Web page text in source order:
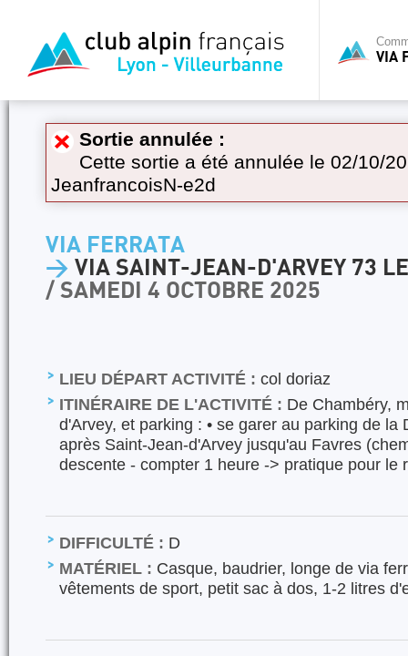
VIA
Sortie annulée :
Cette sortie a été annulée le 02/10/
JeanfrancoisN-e2d
VIA FERRATA
> VIA SAINT-JEAN-D'ARVEY 73
/ SAMEDI 4 OCTOBRE 2025
LIEU DÉPART ACTIVITÉ : col doriaz
ITINÉRAIRE DE L'ACTIVITÉ : De Chambéry,
d'Arvey, et parking : • se garer au parking de la
après Saint-Jean-d'Arvey jusqu'au Favres
descente - compter 1 heure -> pratique pour le
DIFFICULTÉ : D
MATÉRIEL : Casque, baudrier, longe de via
vêtements de sport, petit sac à dos, 1-2 litres